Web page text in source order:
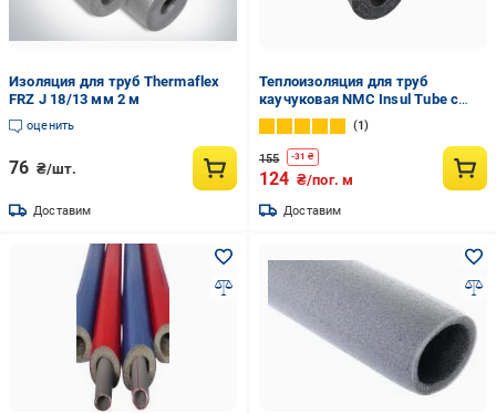
Изоляция для труб Thermaflex
FRZ J 18/13 мм 2 м
оценить
76 ₴/шт.
Доставим
Теплоизоляция для труб
каучуковая NMC Insul Tube с
внутренним Ø 28 мм и толщина
изоляции 13 мм (1443595270)
1
155 -31 ₴
124 ₴/пог. м
Доставим